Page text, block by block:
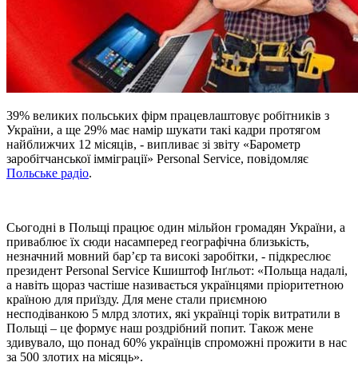
39% великих польських фірм працевлаштовує робітників з
України, а ще 29% має намір шукати такі кадри протягом
найближчих 12 місяців, - випливає зі звіту «Барометр
заробітчанської імміграції» Personal Service, повідомляє
Польське радіо.
Сьогодні в Польщі працює один мільйон громадян України, а
приваблює їх сюди насамперед географічна близькість,
незначний мовний бар’єр та високі заробітки, - підкреслює
президент Personal Service Кшиштоф Інґльот: «Польща надалі,
а навіть щораз частіше називається українцями пріоритетною
країною для приїзду. Для мене стали приємною
несподіванкою 5 млрд злотих, які українці торік витратили в
Польщі – це формує наш роздрібний попит. Також мене
здивувало, що понад 60% українців спроможні прожити в нас
за 500 злотих на місяць».